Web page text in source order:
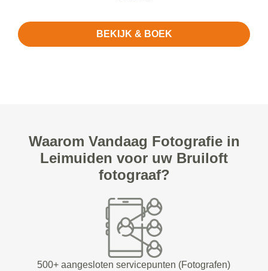
BEKIJK & BOEK
Waarom Vandaag Fotografie in
Leimuiden voor uw Bruiloft
fotograaf?
500+ aangesloten servicepunten (Fotografen)